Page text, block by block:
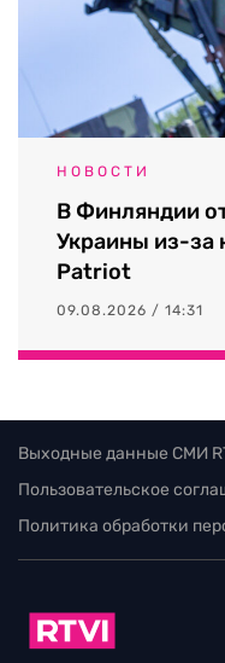
НОВОСТИ
В Финляндии
Украины из-за
Patriot
09.08.2026 / 14:31
Выходные данные СМИ
Пользовательское
Политика обработки